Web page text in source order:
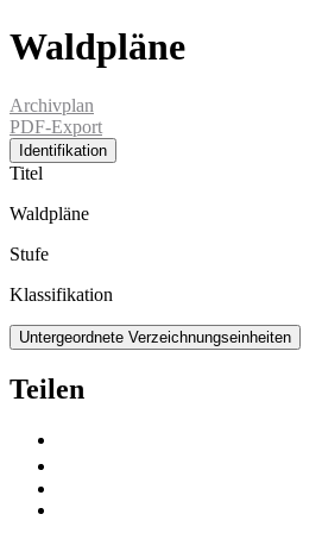
Waldpläne
Archivplan
PDF-Export
Identifikation
Titel
Waldpläne
Stufe
Klassifikation
Untergeordnete Verzeichnungseinheiten
Teilen